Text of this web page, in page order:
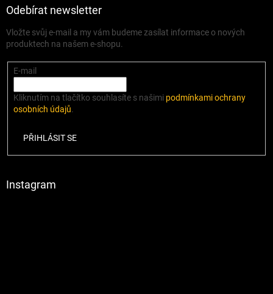
Odebírat newsletter
Vložte svůj e-mail a my vám budeme zasílat informace o nových
produktech na našem e-shopu.
E-mail
Kliknutím na tlačítko souhlasíte s našimi podmínkami ochrany
osobních údajů.
PŘIHLÁSIT SE
Instagram